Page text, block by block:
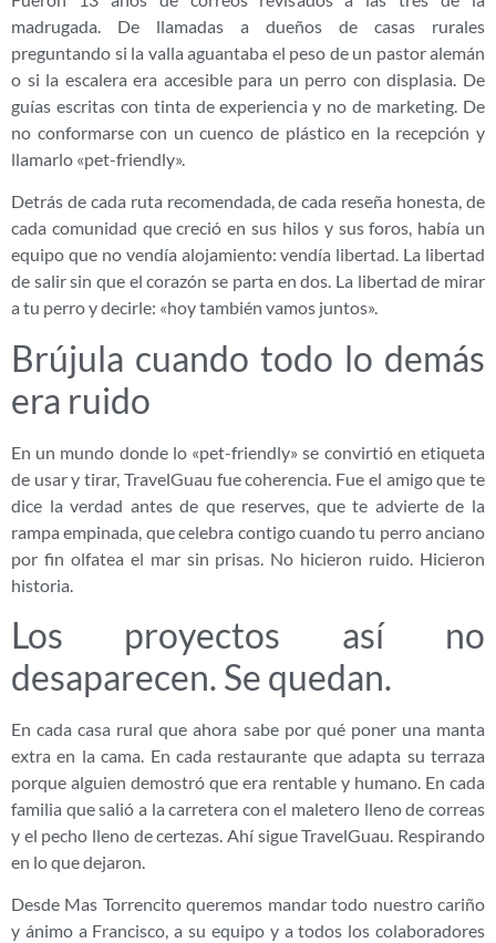
madrugada. De llamadas a dueños de casas rurales
preguntando si la valla aguantaba el peso de un pastor alemán
o si la escalera era accesible para un perro con displasia. De
guías escritas con tinta de experiencia y no de marketing. De
no conformarse con un cuenco de plástico en la recepción y
llamarlo «pet-friendly».
Detrás de cada ruta recomendada, de cada reseña honesta, de
cada comunidad que creció en sus hilos y sus foros, había un
equipo que no vendía alojamiento: vendía libertad. La libertad
de salir sin que el corazón se parta en dos. La libertad de mirar
a tu perro y decirle: «hoy también vamos juntos».
Brújula cuando todo lo demás
era ruido
En un mundo donde lo «pet-friendly» se convirtió en etiqueta
de usar y tirar, TravelGuau fue coherencia. Fue el amigo que te
dice la verdad antes de que reserves, que te advierte de la
rampa empinada, que celebra contigo cuando tu perro anciano
por fin olfatea el mar sin prisas. No hicieron ruido. Hicieron
historia.
Los proyectos así no
desaparecen. Se quedan.
En cada casa rural que ahora sabe por qué poner una manta
extra en la cama. En cada restaurante que adapta su terraza
porque alguien demostró que era rentable y humano. En cada
familia que salió a la carretera con el maletero lleno de correas
y el pecho lleno de certezas. Ahí sigue TravelGuau. Respirando
en lo que dejaron.
Desde Mas Torrencito queremos mandar todo nuestro cariño
y ánimo a Francisco, a su equipo y a todos los colaboradores